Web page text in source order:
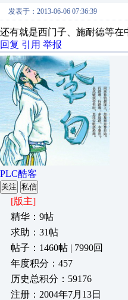
发表于：2013-06-06 07:36:39
还有就是西门子、施耐德等在
回复 引用 举报
PLC酷客
关注 私信
[版主]
精华：9帖
求助：31帖
帖子：1460帖 | 7990回
年度积分：457
历史总积分：59176
注册：2004年7月13日